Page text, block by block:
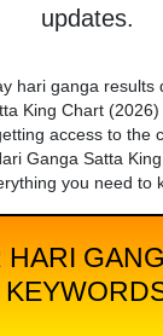
updates.
hari ganga results
King Chart
access to the
Ganga Satta
you need to
HARI